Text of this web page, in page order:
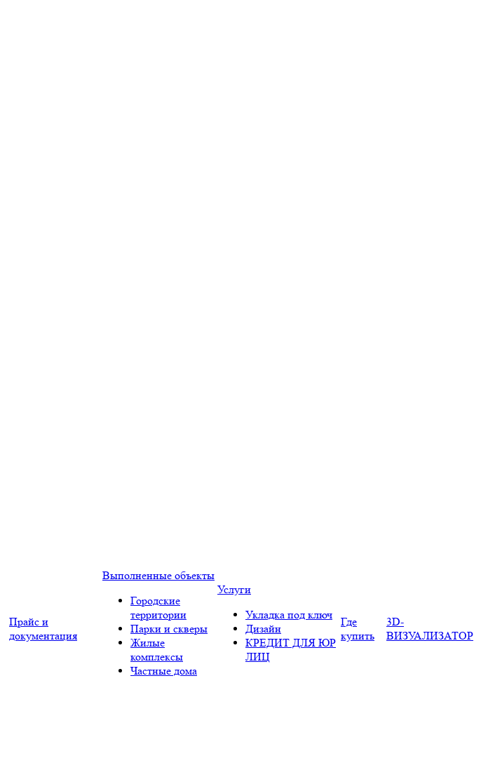
Прайс и
документация
Выполненные объекты
Городские
территории
Парки и скверы
Жилые
комплексы
Частные дома
Услуги
Укладка под ключ
Дизайн
КРЕДИТ ДЛЯ ЮР
ЛИЦ
Где
купить
3D-
ВИЗУАЛИЗАТОР